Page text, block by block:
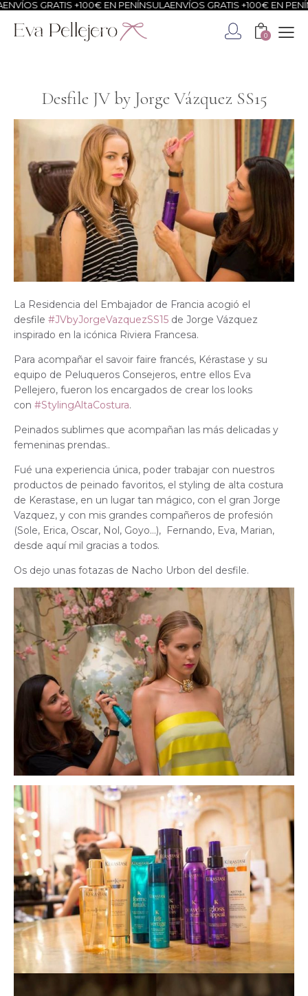
+100€ EN PENÍNSULAENVÍOS GRATIS +100€ EN PENÍNSULA
0
Desfile JV by Jorge Vázquez SS15
La Residencia del Embajador de Francia acogió el
desfile #JVbyJorgeVazquezSS15 de Jorge Vázquez
inspirado en la icónica Riviera Francesa.
Para acompañar el savoir faire francés, Kérastase y su
equipo de Peluqueros Consejeros, entre ellos Eva
Pellejero, fueron los encargados de crear los looks
con #StylingAltaCostura.
Peinados sublimes que acompañan las más delicadas y
femeninas prendas..
Fué una experiencia única, poder trabajar con nuestros
productos de peinado favoritos, el styling de alta costura
de Kerastase, en un lugar tan mágico, con el gran Jorge
Vazquez, y con mis grandes compañeros de profesión
(Sole, Erica, Oscar, Nol, Goyo…), Fernando, Eva, Marian,
desde aquí mil gracias a todos.
Os dejo unas fotazas de Nacho Urbon del desfile.